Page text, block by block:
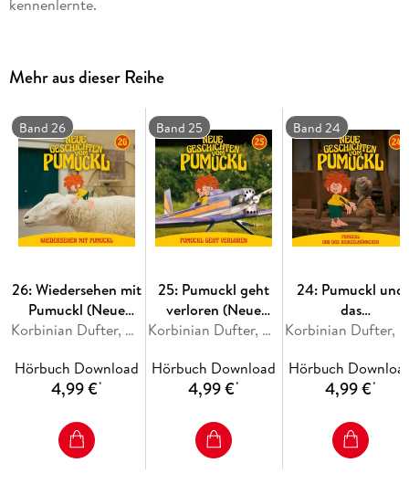
Empfohlen ab 4 Jahren
Mehr aus dieser Reihe
Band 26
26: Wiedersehen mit
Pumuckl (Neue
Geschichten vom
Korbinian Dufter, Matthias Pacht, Julian Adiputra Witt, Katharina Köster
Hörbuch Download
4,99 €*
Band 25
25: Pumuckl geht
verloren (Neue
Geschichten vom
Korbinian Dufter, Matthias Pacht, Julian Adiputra Witt, Katharina Köster
Hörbuch Download
4,99 €*
Band 24
24: Pumuckl und
das
Heinzelmännchen
vom Pumuckl)
Hörbuch
4,99 €*